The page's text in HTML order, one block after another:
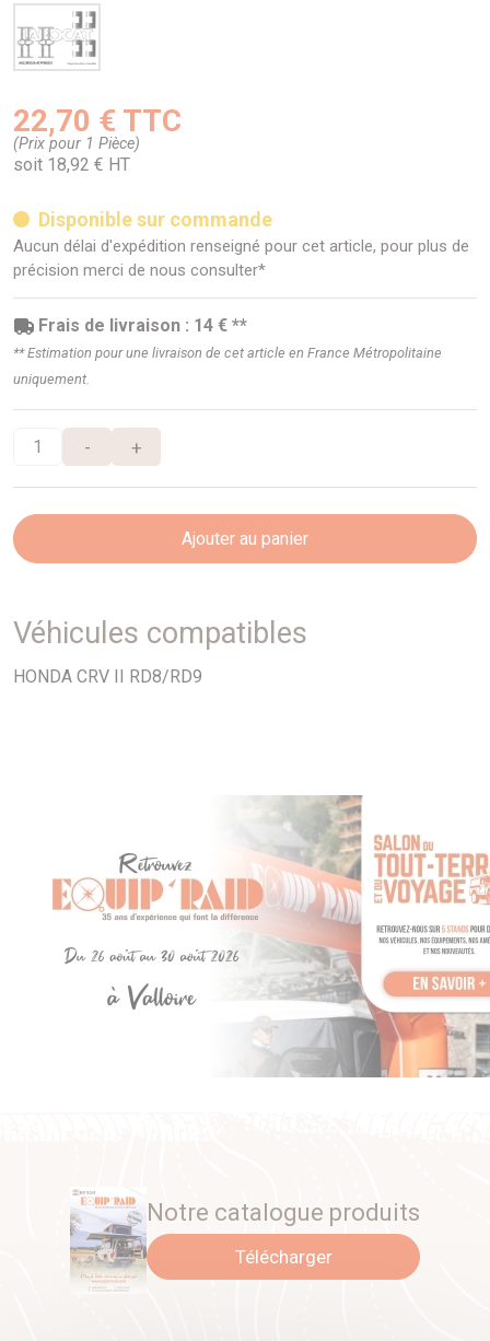
22,70 € TTC
(Prix pour 1 Pièce)
soit 18,92 € HT
Disponible sur commande
Aucun délai d'expédition renseigné pour cet article, pour plus de
précision merci de nous consulter*
Frais de livraison : 14 € **
** Estimation pour une livraison de cet article en France Métropolitaine
uniquement.
- +
Ajouter au panier
Véhicules compatibles
HONDA CRV II RD8/RD9
Notre catalogue produits
Télécharger